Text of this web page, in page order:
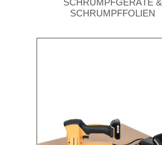
SCHRUMPFGERÄTE &
SCHRUMPFFOLIEN